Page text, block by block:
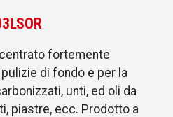
fortemente
di fondo e per la
unti, ed oli da
piastre, ecc. Prodotto a